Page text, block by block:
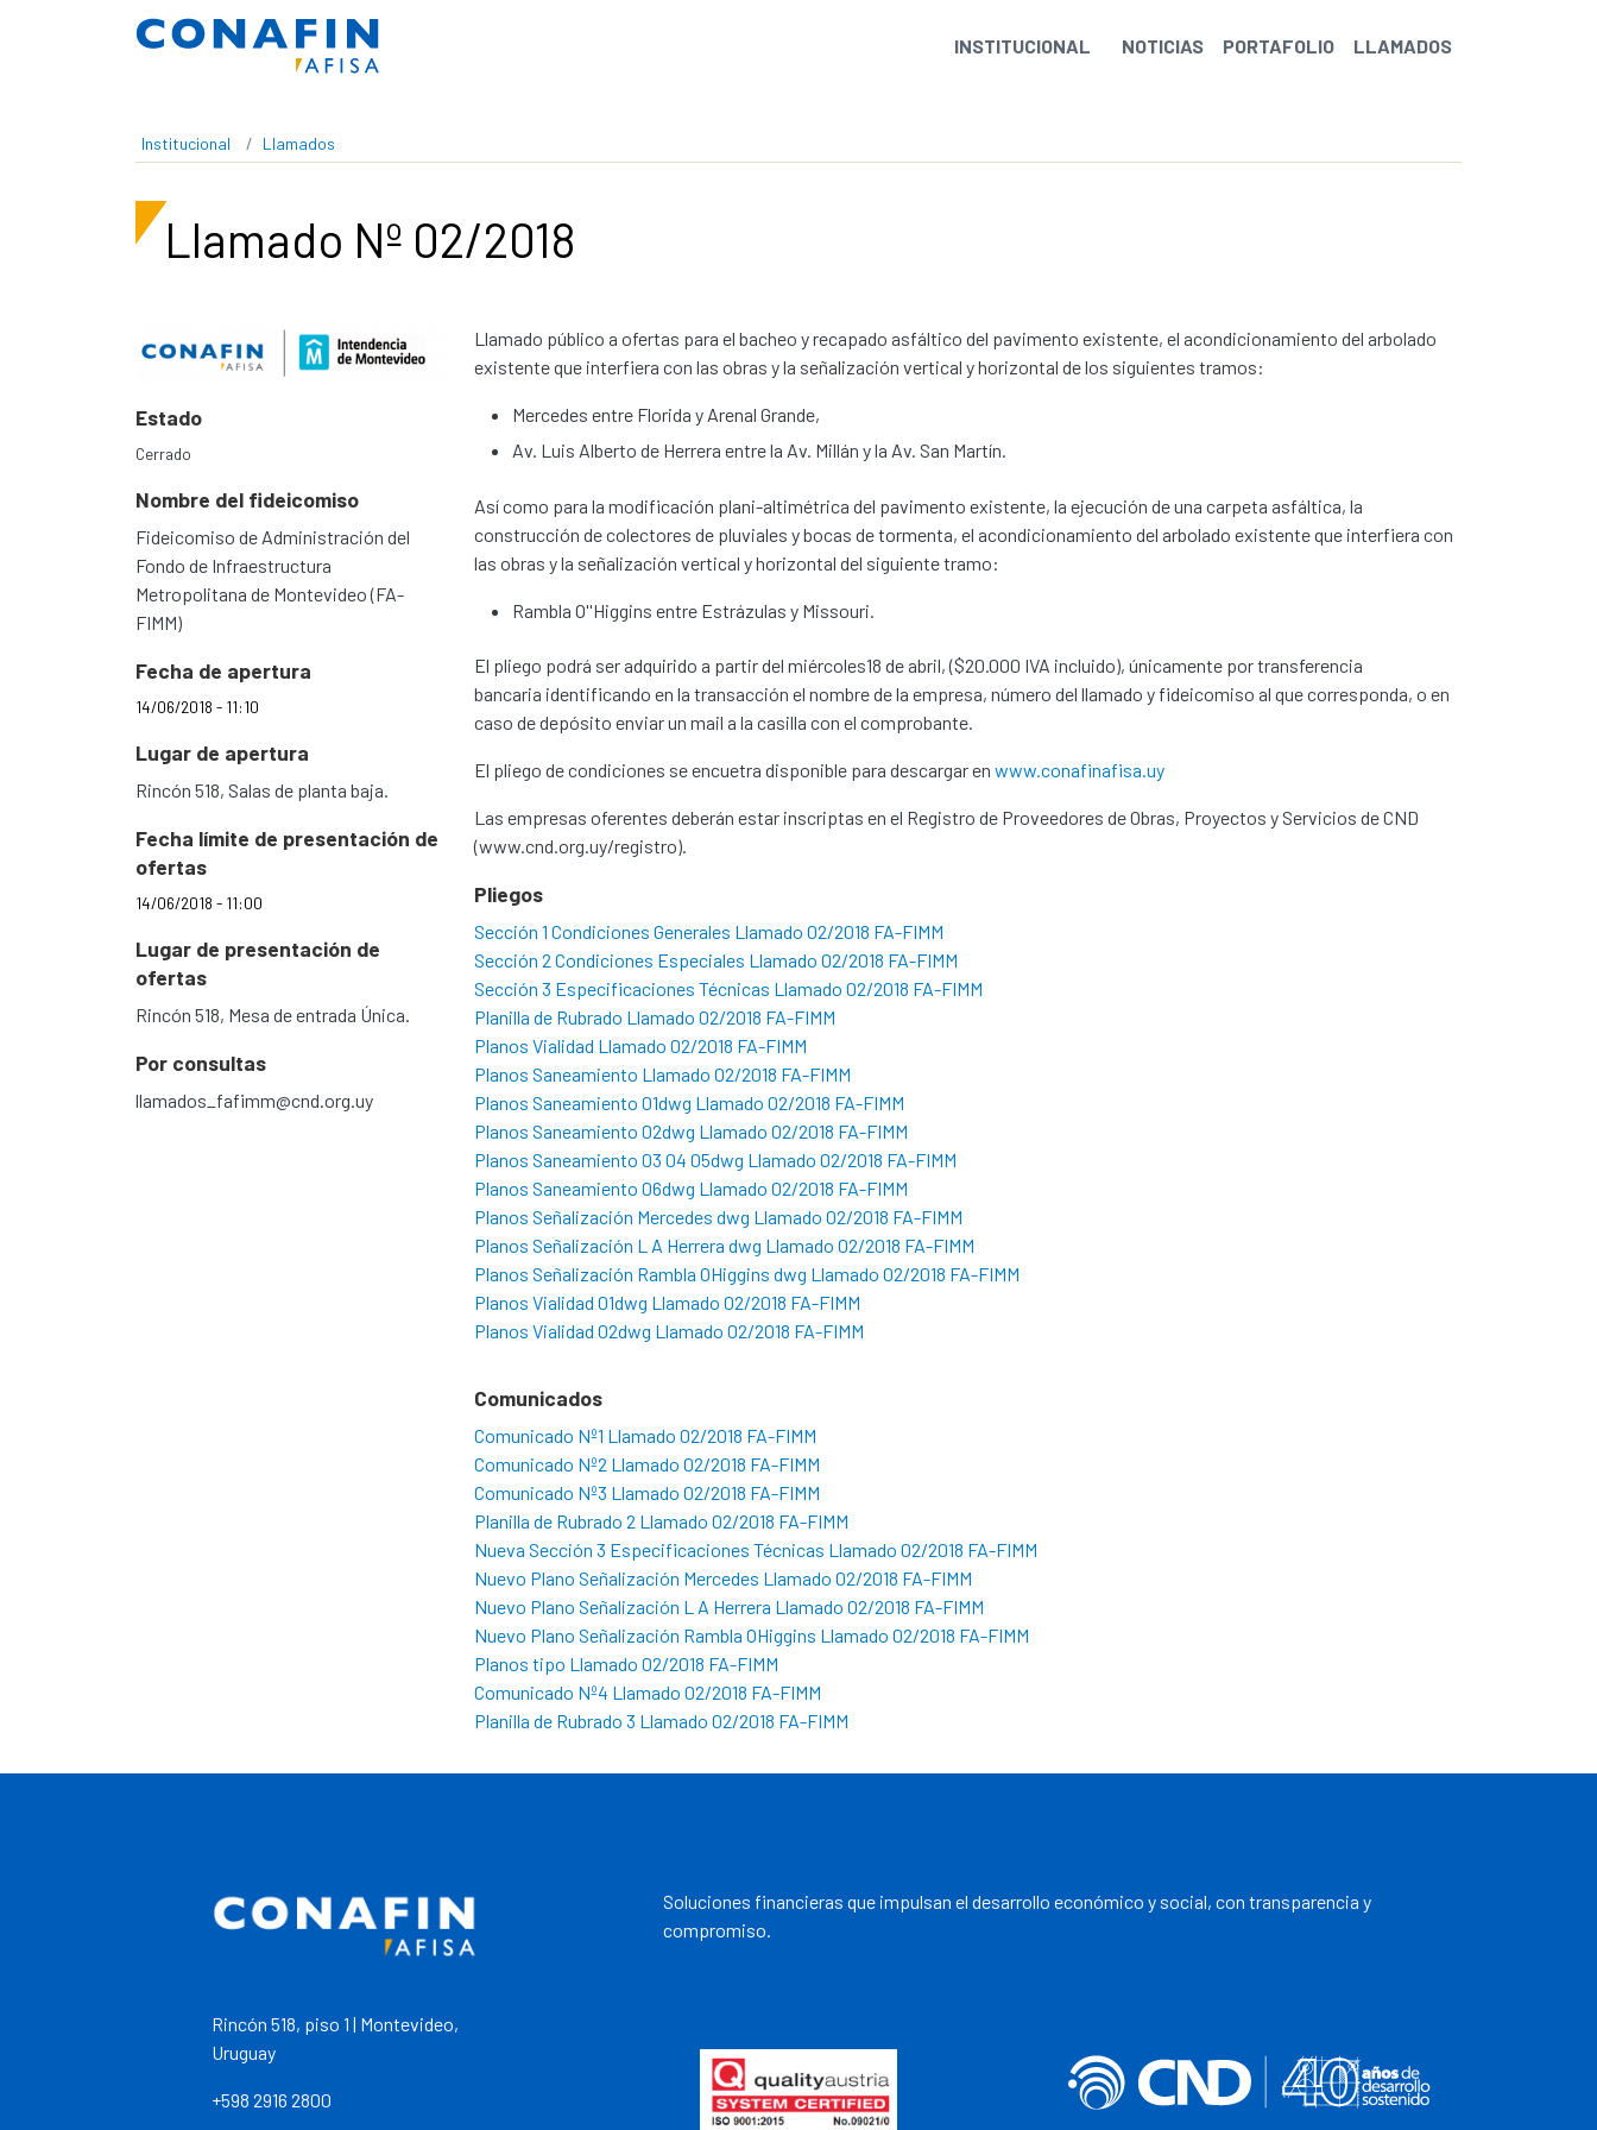
Pasar al contenido principal
INSTITUCIONAL
NOTICIAS PORTAFOLIO LLAMADOS
Institucional Llamados
Llamado Nº 02/2018
Estado
Cerrado
Nombre del fideicomiso
Fideicomiso de Administración del
Fondo de Infraestructura
Metropolitana de Montevideo (FA-
FIMM)
Fecha de apertura
14/06/2018 - 11:10
Lugar de apertura
Rincón 518, Salas de planta baja.
Fecha límite de presentación de
ofertas
14/06/2018 - 11:00
Lugar de presentación de
ofertas
Rincón 518, Mesa de entrada Única.
Por consultas
llamados_fafimm@cnd.org.uy
Llamado público a ofertas para el bacheo y recapado asfáltico del pavimento existente, el acondicionamiento del arbolado
existente que interfiera con las obras y la señalización vertical y horizontal de los siguientes tramos:
Mercedes entre Florida y Arenal Grande,
Av. Luis Alberto de Herrera entre la Av. Millán y la Av. San Martín.
Así como para la modificación plani-altimétrica del pavimento existente, la ejecución de una carpeta asfáltica, la
construcción de colectores de pluviales y bocas de tormenta, el acondicionamiento del arbolado existente que interfiera con
las obras y la señalización vertical y horizontal del siguiente tramo:
Rambla O''Higgins entre Estrázulas y Missouri.
El pliego podrá ser adquirido a partir del miércoles18 de abril, ($20.000 IVA incluido), únicamente por transferencia
bancaria identificando en la transacción el nombre de la empresa, número del llamado y fideicomiso al que corresponda, o en
caso de depósito enviar un mail a la casilla con el comprobante.
El pliego de condiciones se encuetra disponible para descargar en www.conafinafisa.uy
Las empresas oferentes deberán estar inscriptas en el Registro de Proveedores de Obras, Proyectos y Servicios de CND
(www.cnd.org.uy/registro).
Pliegos
Sección 1 Condiciones Generales Llamado 02/2018 FA-FIMM
Sección 2 Condiciones Especiales Llamado 02/2018 FA-FIMM
Sección 3 Especificaciones Técnicas Llamado 02/2018 FA-FIMM
Planilla de Rubrado Llamado 02/2018 FA-FIMM
Planos Vialidad Llamado 02/2018 FA-FIMM
Planos Saneamiento Llamado 02/2018 FA-FIMM
Planos Saneamiento 01dwg Llamado 02/2018 FA-FIMM
Planos Saneamiento 02dwg Llamado 02/2018 FA-FIMM
Planos Saneamiento 03 04 05dwg Llamado 02/2018 FA-FIMM
Planos Saneamiento 06dwg Llamado 02/2018 FA-FIMM
Planos Señalización Mercedes dwg Llamado 02/2018 FA-FIMM
Planos Señalización L A Herrera dwg Llamado 02/2018 FA-FIMM
Planos Señalización Rambla OHiggins dwg Llamado 02/2018 FA-FIMM
Planos Vialidad 01dwg Llamado 02/2018 FA-FIMM
Planos Vialidad 02dwg Llamado 02/2018 FA-FIMM
Comunicados
Comunicado Nº1 Llamado 02/2018 FA-FIMM
Comunicado Nº2 Llamado 02/2018 FA-FIMM
Comunicado Nº3 Llamado 02/2018 FA-FIMM
Planilla de Rubrado 2 Llamado 02/2018 FA-FIMM
Nueva Sección 3 Especificaciones Técnicas Llamado 02/2018 FA-FIMM
Nuevo Plano Señalización Mercedes Llamado 02/2018 FA-FIMM
Nuevo Plano Señalización L A Herrera Llamado 02/2018 FA-FIMM
Nuevo Plano Señalización Rambla OHiggins Llamado 02/2018 FA-FIMM
Planos tipo Llamado 02/2018 FA-FIMM
Comunicado Nº4 Llamado 02/2018 FA-FIMM
Planilla de Rubrado 3 Llamado 02/2018 FA-FIMM
Rincón 518, piso 1 | Montevideo,
Uruguay
+598 2916 2800
Soluciones financieras que impulsan el desarrollo económico y social, con transparencia y
compromiso.